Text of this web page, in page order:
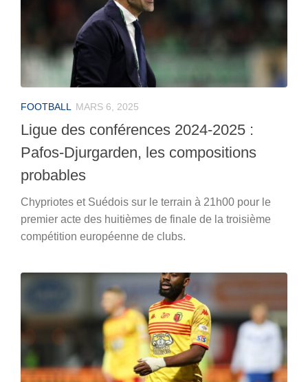
FOOTBALL MARS 6, 2025
Ligue des conférences 2024-2025 :
Pafos-Djurgarden, les compositions
probables
Chypriotes et Suédois sur le terrain à 21h00 pour le
premier acte des huitièmes de finale de la troisième
compétition européenne de clubs.